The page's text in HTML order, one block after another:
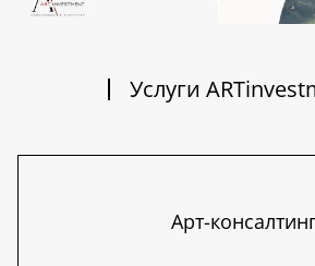
Услуги
Арт-